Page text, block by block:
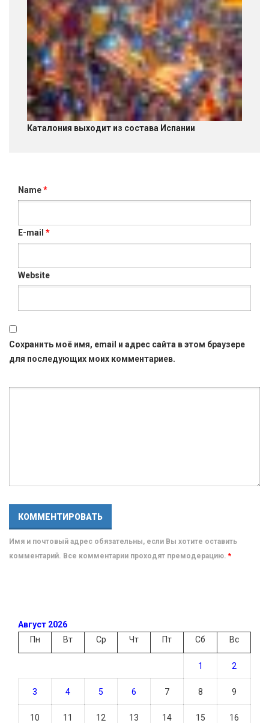
Каталония выходит из состава Испании
Name*
E-mail *
Website
Сохранить моё имя, email и адрес сайта в этом браузере
для последующих моих комментариев.
Имя и почтовый адрес обязательны, если Вы хотите оставить
комментарий. Все комментарии проходят премодерацию. *
Август 2026
Пн
Вт Ср Чт Пт Сб Вс
1 2
3 4 5 6 7 8 9
10 11 12 13 14 15 16